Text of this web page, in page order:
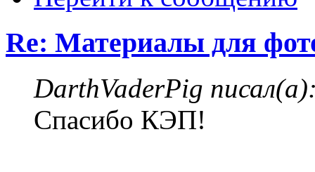
Re: Материалы для
DarthVaderPig
Спасибо КЭП!